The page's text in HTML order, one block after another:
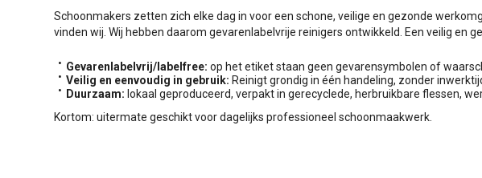
Schoonmakers zetten zich elke dag in voor een schone, veilige en gezonde
vinden wij. Wij hebben daarom gevarenlabelvrije reinigers ontwikkeld. Een veilig
Gevarenlabelvrij/labelfree: op het etiket staan geen gevarensymbolen of
Veilig en eenvoudig in gebruik: Reinigt grondig in één handeling, zonder
Duurzaam: lokaal geproduceerd, verpakt in gerecyclede, herbruikbare flessen,
Kortom: uitermate geschikt voor dagelijks professioneel schoonmaakwerk.